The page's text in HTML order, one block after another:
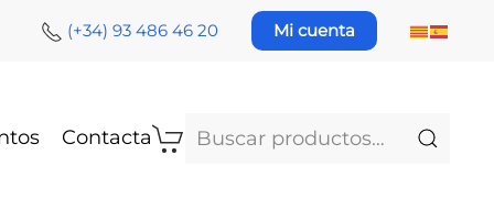
(+34) 93 486 46 20 Mi cuenta
Contacta
Buscar